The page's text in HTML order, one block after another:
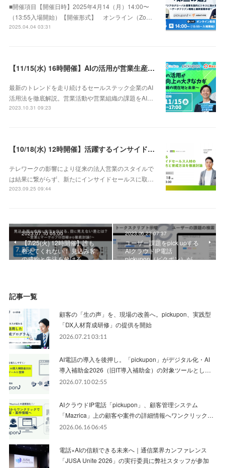
■開催項目【開催日時】2025年4月14（月）14:00〜
（13:55入場開始）【開催形式】 オンライン（Zo…
2025.04.04 03:31
【11/15(水) 16時開催】AIの活用が営業生産性向上の大きなカギ 〜AI×営業組織の現在地と未来〜
最新のトレンドを走り続けるセールステック企業のAI
活用法を徹底解説。営業活動や営業組織の課題をAI…
2023.10.31 09:23
【10/18(水) 12時開催】活躍するインサイドセールス人材の見極め方と育成方法を徹底討論
テレワークの影響により従来の法人営業のスタイルで
は結果に繋がらず、新たにインサイドセールスに取…
2023.09.25 09:44
2023.07.10 05:00
【7/25(火) 12時開催】誰も
教えてくれない！ 見込み客
の成約と失注を分ける、…
2023.06.23 07:37
ユーザー課題をpick upする
AIクラウドIP電話
pickupon（ピクポン）が…
記事一覧
顧客の「生の声」を、現場の改善へ。pickupon、実践型
「DX人材育成研修」の提供を開始
2026.07.21 03:11
AI電話の導入を後押し。「pickupon」がデジタル化・AI
導入補助金2026（旧IT導入補助金）の対象ツールとし…
2026.07.10 02:55
AIクラウドIP電話「pickupon」、顧客管理システム
「Mazrica」上の顧客や案件の詳細情報へワンクリック…
2026.06.16 06:45
電話×AIの信頼できる未来へ｜通信業界カンファレンス
「JUSA Unite 2026」の実行委員に弊社スタッフが参加